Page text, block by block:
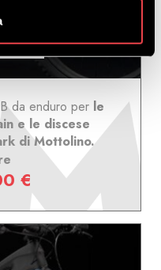
da enduro per le
e le discese
di Mottolino.
€